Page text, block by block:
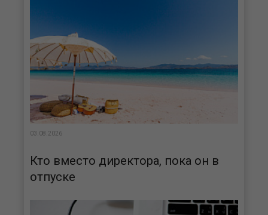
03.08.2026
Кто вместо директора, пока он в
отпуске